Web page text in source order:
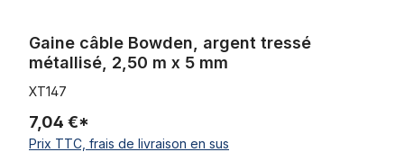
Gaine câble Bowden, argent tressé
métallisé, 2,50 m x 5 mm
XT147
7,04 €*
Prix TTC, frais de livraison en sus